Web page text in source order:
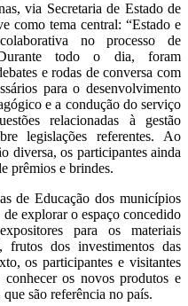
via Secretaria de Estado de
como tema central: “Estado e
no processo de
Durante todo o dia, foram
e rodas de conversa com
para o desenvolvimento
e a condução do serviço
relacionadas à gestão
legislações referentes. Ao
diversa, os participantes ainda
prêmios e brindes.
de Educação dos municípios
explorar o espaço concedido
para os materiais
frutos dos investimentos das
os participantes e visitantes
os novos produtos e
são referência no país.